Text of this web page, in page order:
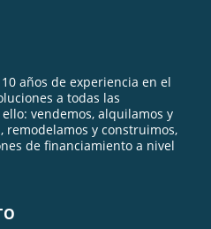
años de experiencia en el
a todas las
vendemos, alquilamos y
y construimos,
de financiamiento a nivel